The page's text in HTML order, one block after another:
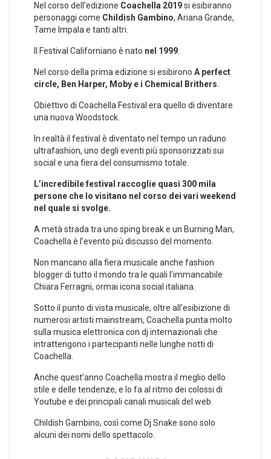
Nel corso dell’edizione Coachella 2019si esibiranno
personaggi come Childish Gambino, Ariana Grande,
Tame Impala e tanti altri.
Il Festival Californiano è nato nel 1999.
Nel corso della prima edizione si esibirono A perfect
circle, Ben Harper, Moby e i Chemical Brithers.
Obiettivo di Coachella Festival era quello di diventare
una nuova Woodstock.
In realtà il festival è diventato nel tempo un raduno
ultrafashion, uno degli eventi più sponsorizzati sui
social e una fiera del consumismo totale.
L’incredibile festival raccoglie quasi 300 mila
persone che lo visitano nel corso dei vari weekend
nel quale si svolge.
A metà strada tra uno sping break e un Burning Man,
Coachella è l’evento più discusso del momento.
Non mancano alla fiera musicale anche fashion
blogger di tutto il mondo tra le quali l’immancabile
Chiara Ferragni, ormai icona social italiana.
Sotto il punto di vista musicale, oltre all’esibizione di
numerosi artisti mainstream, Coachella punta molto
sulla musica elettronica con dj internazionali che
intrattengono i partecipanti nelle lunghe notti di
Coachella.
Anche quest’anno Coachella mostra il meglio dello
stile e delle tendenze, e lo fa al ritmo dei colossi di
Youtube e dei principali canali musicali del web.
Childish Gambino, così come Dj Snake sono solo
alcuni dei nomi dello spettacolo.